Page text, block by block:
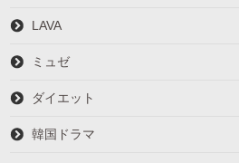
LAVA
ミュゼ
ダイエット
韓国ドラマ